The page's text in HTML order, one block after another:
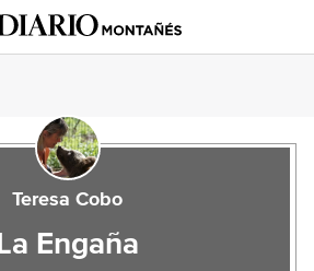
Teresa Cobo
La Engaña